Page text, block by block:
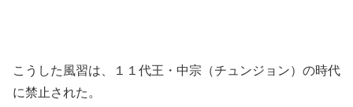
こうした風習は、１１代王・中宗（チュンジョン）の時代
に禁止された。